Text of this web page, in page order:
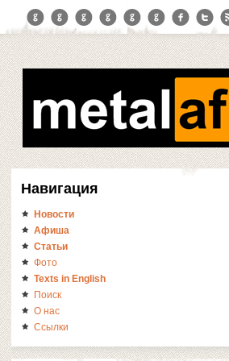
Навигация
Новости
Афиша
Статьи
Фото
Texts in English
Поиск
О нас
Ссылки